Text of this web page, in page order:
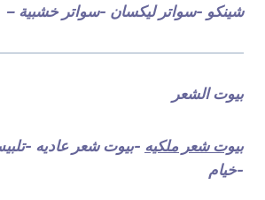
شينكو -سواتر ليكسان -سواتر خشبية –
بيوت الشعر
بيوت شعر ملكيه -بيوت شعر عاديه -
-خيام